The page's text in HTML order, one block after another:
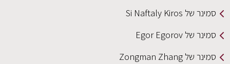
סמינר של Si Naftaly Kiros
סמינר של Egor Egorov
סמינר של Zongman Zhang